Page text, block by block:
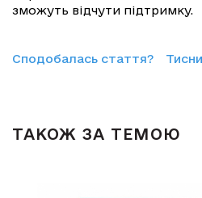
зможуть відчути підтримку.
Сподобалась стаття?
ТАКОЖ ЗА ТЕМОЮ